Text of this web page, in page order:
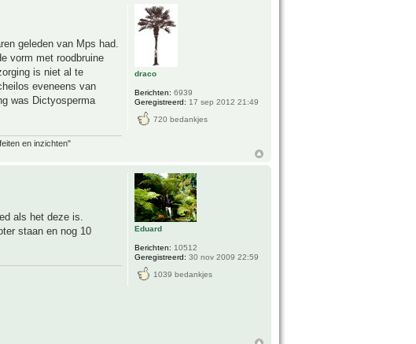
geleden van Mps had.
vorm met roodbruine
is niet al te
eveneens van
was Dictyosperma
en inzichten"
draco
Berichten: 6939
Geregistreerd: 17 sep 2012 21:49
720 bedankjes
als het deze is.
staan en nog 10
Eduard
Berichten: 10512
Geregistreerd: 30 nov 2009 22:59
1039 bedankjes